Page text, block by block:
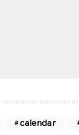
calendar